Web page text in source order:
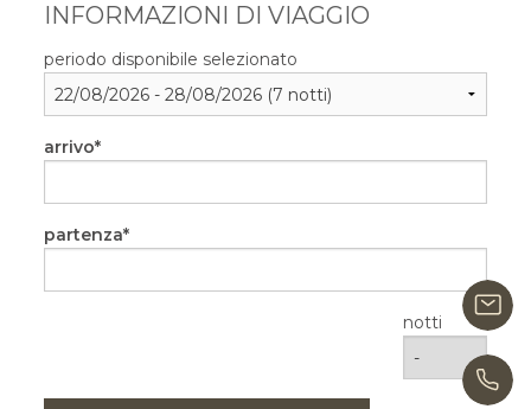
INFORMAZIONI DI VIAGGIO
periodo disponibile selezionato
arrivo
partenza
notti